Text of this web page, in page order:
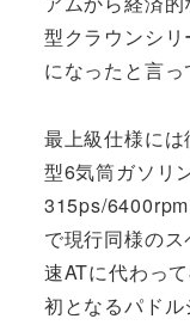
型クラウンシ
になったと言っ
最上級仕様に
型6気筒ガソリ
315ps/
で現行同様の
速ATに代わっ
初となるパドル